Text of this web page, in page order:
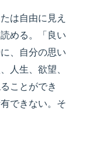
は自由に見え
める。「良い
、自分の思い
人生、欲望、
ことができ
できない。そ